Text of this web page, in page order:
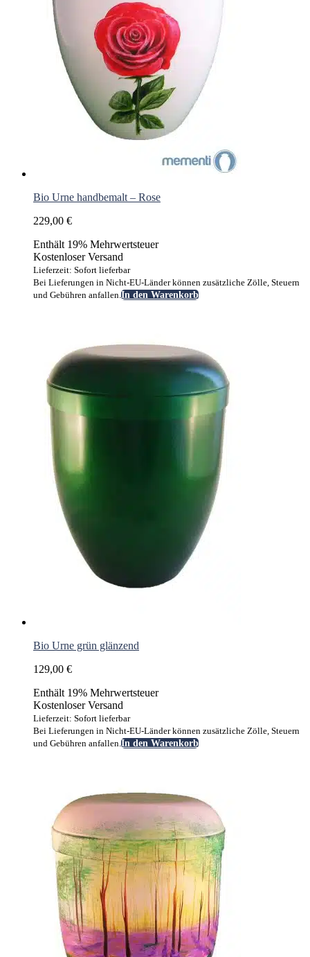
Bio Urne handbemalt – Rose
229,00 €
Enthält 19% Mehrwertsteuer
Kostenloser Versand
Lieferzeit: Sofort lieferbar
Bei Lieferungen in Nicht-EU-Länder können zusätzliche Zölle, Steuern
und Gebühren anfallen.In den Warenkorb
Bio Urne grün glänzend
129,00 €
Enthält 19% Mehrwertsteuer
Kostenloser Versand
Lieferzeit: Sofort lieferbar
Bei Lieferungen in Nicht-EU-Länder können zusätzliche Zölle, Steuern
und Gebühren anfallen.In den Warenkorb